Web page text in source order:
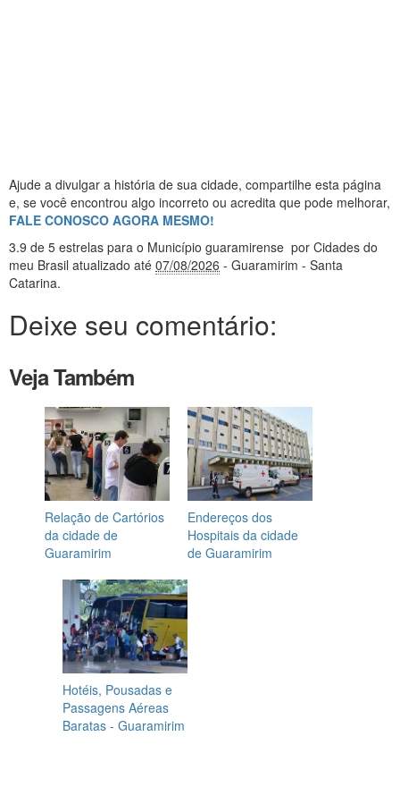
Ajude a divulgar a história de sua cidade, compartilhe esta página
e, se você encontrou algo incorreto ou acredita que pode melhorar,
FALE CONOSCO AGORA MESMO!
3.9 de 5 estrelas para o Município guaramirense por Cidades do
meu Brasil atualizado até 07/08/2026 - Guaramirim - Santa
Catarina.
Deixe seu comentário:
Veja Também
Relação de Cartórios
da cidade de
Guaramirim
Endereços dos
Hospitais da cidade
de Guaramirim
Hotéis, Pousadas e
Passagens Aéreas
Baratas - Guaramirim